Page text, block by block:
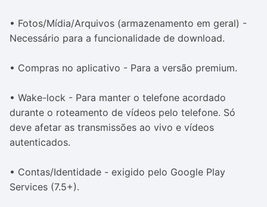
• Fotos/Mídia/Arquivos (armazenamento em geral) -
Necessário para a funcionalidade de download.
• Compras no aplicativo - Para a versão premium.
• Wake-lock - Para manter o telefone acordado
durante o roteamento de vídeos pelo telefone. Só
deve afetar as transmissões ao vivo e vídeos
autenticados.
• Contas/Identidade - exigido pelo Google Play
Services (7.5+).